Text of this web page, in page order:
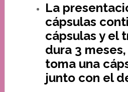
La
cápsulas
cápsulas y el
dura 3
toma una
junto con el